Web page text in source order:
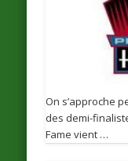
On s’approche
des demi-
Fame vient …